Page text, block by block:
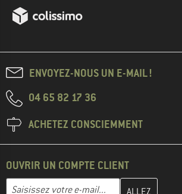
ENVOYEZ-NOUS UN E-MAIL !
04 65 82 17 36
ACHETEZ CONSCIEMMENT
OUVRIR UN COMPTE CLIENT
Adresse e-mail
Entrez votre adresse e-mail ici et créez